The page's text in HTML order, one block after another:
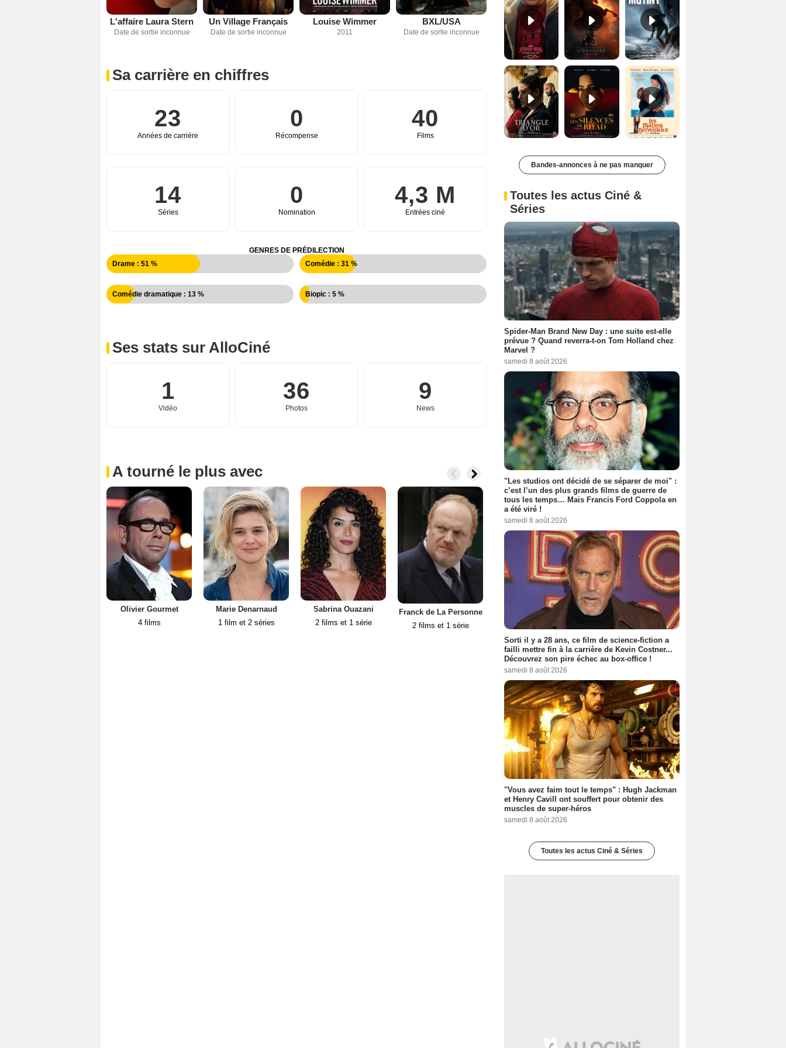
L'affaire Laura Stern
Date de sortie inconnue
Un Village Français
Date de sortie inconnue
Louise Wimmer
2011
BXL/USA
Date de sortie inconnue
Sa carrière en chiffres
23
Années de carrière
0
Récompense
40
Films
14
Séries
0
Nomination
4,3 M
Entrées ciné
GENRES DE PRÉDILECTION
Drame : 51 %
Comédie : 31 %
Comédie dramatique : 13 % Biopic : 5 %
Ses stats sur AlloCiné
1
Vidéo
36
Photos
9
News
A tourné le plus avec
Olivier Gourmet
4 films
Marie Denarnaud
1 film et 2 séries
Sabrina Ouazani
2 films et 1 série
Franck de La Personne
2 films et 1 série
David Salles
2 films
Cécile de France
2 films
Les Silences de Riyad Bande-annonce VO STFR Les Matins merveilleux Bande-annonce VF
Bandes-annonces à ne pas manquer
Toutes les actus Ciné &
Séries
Spider-Man Brand New Day : une suite est-elle
prévue ? Quand reverra-t-on Tom Holland chez
Marvel ?
samedi 8 août 2026
"Les studios ont décidé de se séparer de moi" :
c’est l’un des plus grands films de guerre de
tous les temps… Mais Francis Ford Coppola en
a été viré !
samedi 8 août 2026
Sorti il y a 28 ans, ce film de science-fiction a
failli mettre fin à la carrière de Kevin Costner...
Découvrez son pire échec au box-office !
samedi 8 août 2026
"Vous avez faim tout le temps" : Hugh Jackman
et Henry Cavill ont souffert pour obtenir des
muscles de super-héros
samedi 8 août 2026
Toutes les actus Ciné & Séries